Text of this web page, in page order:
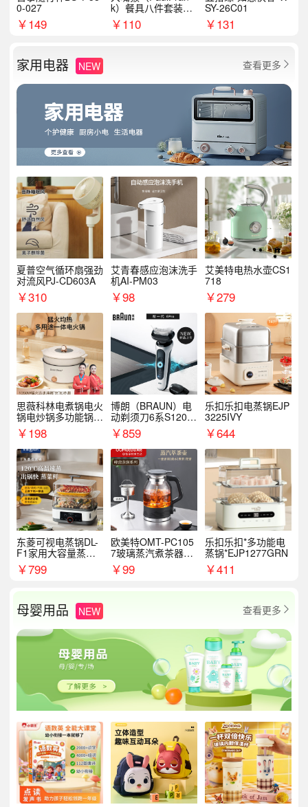
0-027
￥149
k）餐具八件套装HC
T6007
￥110
SY-26C01
￥131
家用电器 NEW 查看更多 
夏普空气循环扇强劲
对流风PJ-CD603A
￥310
艾青春感应泡沫洗手
机AI-PM03
￥98
艾美特电热水壶CS1
718
￥279
思薇科林电煮锅电火
锅电炒锅多功能锅电
热锅泡面小电锅
￥198
博朗（BRAUN）电
动剃须刀6系S1200
S￥859
乐扣乐扣电蒸锅EJP
3225IVY
￥644
东菱可视电蒸锅DL-
F1家用大容量蒸炖
锅
￥799
欧美特OMT-PC105
7玻璃蒸汽煮茶器黑
茶泡茶具茶壶花茶壶
￥99
乐扣乐扣*多功能电
蒸锅*EJP1277GRN
￥411
母婴用品 NEW 查看更多 